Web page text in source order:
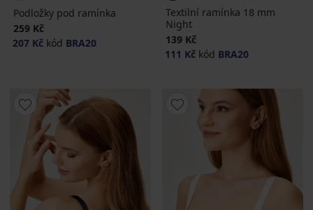
Podložky pod ramínka
259 Kč
207 Kč kód BRA20
Textilní ramínka 18 mm
Night
139 Kč
111 Kč kód BRA20